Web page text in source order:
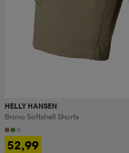
HELLY HANSEN
Brono Softshell Shorts
52,99